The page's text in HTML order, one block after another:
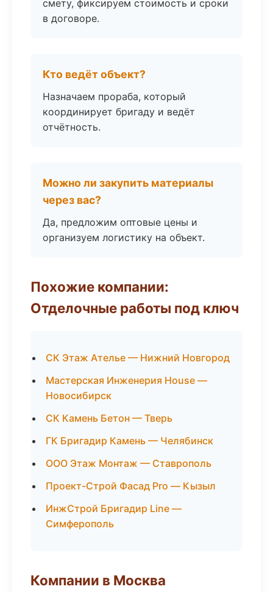
смету, фиксируем стоимость и сроки
в договоре.
Кто ведёт объект?
Назначаем прораба, который
координирует бригаду и ведёт
отчётность.
Можно ли закупить материалы
через вас?
Да, предложим оптовые цены и
организуем логистику на объект.
Похожие компании:
Отделочные работы под ключ
СК Этаж Ателье — Нижний Новгород
Мастерская Инженерия House —
Новосибирск
СК Камень Бетон — Тверь
ГК Бригадир Камень — Челябинск
ООО Этаж Монтаж — Ставрополь
Проект-Строй Фасад Pro — Кызыл
ИнжСтрой Бригадир Line —
Симферополь
Компании в Москва